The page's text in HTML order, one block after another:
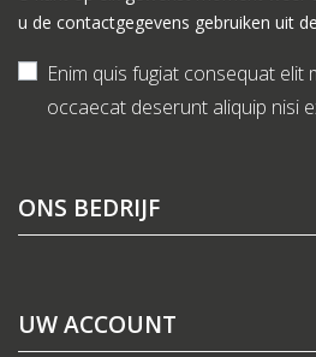
u de contactgegevens gebruiken uit
Enim quis fugiat consequat elit
occaecat deserunt aliquip nisi
ONS BEDRIJF
UW ACCOUNT